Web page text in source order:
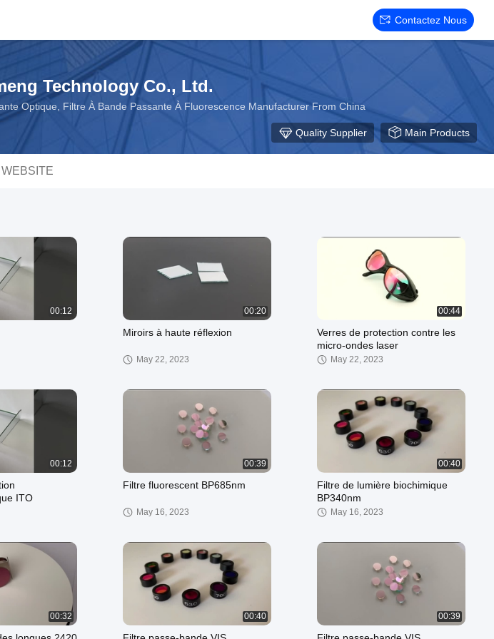
Contactez Nous
Technology Co., Ltd.
Optique, Filtre À Bande Passante À Fluorescence Manufacturer From China
Quality Supplier Main Products
WEBSITE
00:12 00:20
Miroirs à haute réflexion
May 22, 2023
00:44
Verres de protection contre les
micro-ondes laser
May 22, 2023
00:12
ITO
00:39
Filtre fluorescent BP685nm
May 16, 2023
00:40
Filtre de lumière biochimique
BP340nm
May 16, 2023
00:32 00:40 00:39